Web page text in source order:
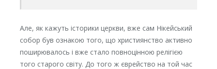
Але, як кажуть історики церкви, вже сам Нікейський
собор був ознакою того, що християнство активно
поширювалось і вже стало повноцінною релігією
того старого світу. До того ж єврейство на той час